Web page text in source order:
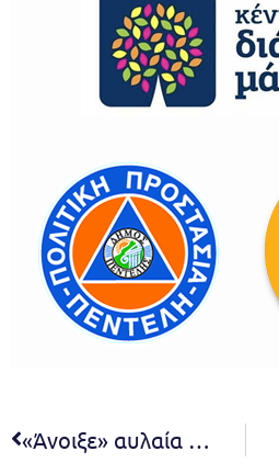
«Άνοιξε» αυλαία το 2ο Φεστιβάλ Νεολαίας Δήμου Πεντέλης